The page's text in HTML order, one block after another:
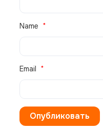
Name
Email
Настенная сплит-
AS-H07A4/JD-R1, белый